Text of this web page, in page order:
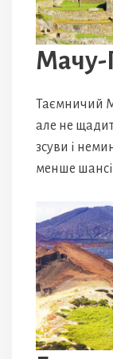
Мачу-
Таємничий
але не
зсуви і
менше